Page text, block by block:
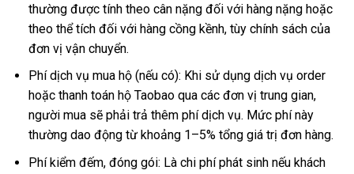
thường được tính theo cân nặng đối với hàng nặng hoặc
theo thể tích đối với hàng cồng kềnh, tùy chính sách của
đơn vị vận chuyển.
Phí dịch vụ mua hộ (nếu có): Khi sử dụng dịch vụ order
hoặc thanh toán hộ Taobao qua các đơn vị trung gian,
người mua sẽ phải trả thêm phí dịch vụ. Mức phí này
thường dao động từ khoảng 1–5% tổng giá trị đơn hàng.
Phí kiểm đếm, đóng gói: Là chi phí phát sinh nếu khách